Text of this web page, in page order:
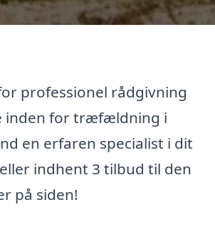
professionel rådgivning
inden for træfældning i
en erfaren specialist i dit
indhent 3 tilbud til den
på siden!